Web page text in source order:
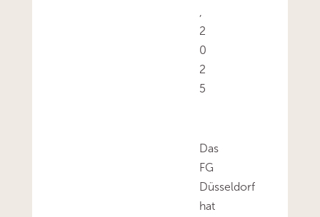
,
2
0
2
5
Das
FG
Düsseldorf
hat